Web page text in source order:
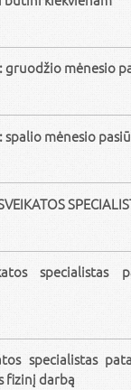
gruodžio mėnesio
spalio mėnesio
specialistas
specialistas
fizinį darbą